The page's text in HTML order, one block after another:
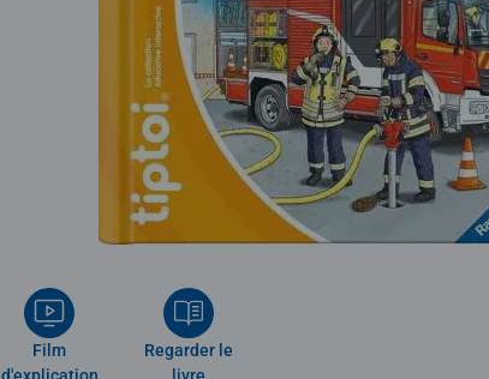
Film
d'explication
Regarder le
livre